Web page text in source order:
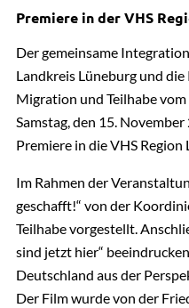
Premiere in der VHS
Der gemeinsame
Landkreis Lüneburg und
Migration und Teilhabe
Samstag, den 15.
Premiere in die VHS
Im Rahmen der
geschafft!“ von der
Teilhabe vorgestellt.
sind jetzt hier“
Deutschland aus der
Der Film wurde von der